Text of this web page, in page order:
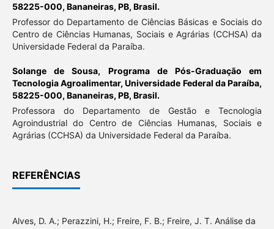
58225-000, Bananeiras, PB, Brasil.
Professor do Departamento de Ciências Básicas e Sociais do
Centro de Ciências Humanas, Sociais e Agrárias (CCHSA) da
Universidade Federal da Paraíba.
Solange de Sousa, Programa de Pós-Graduação em
Tecnologia Agroalimentar, Universidade Federal da Paraíba,
58225-000, Bananeiras, PB, Brasil.
Professora do Departamento de Gestão e Tecnologia
Agroindustrial do Centro de Ciências Humanas, Sociais e
Agrárias (CCHSA) da Universidade Federal da Paraíba.
REFERÊNCIAS
Alves, D. A.; Perazzini, H.; Freire, F. B.; Freire, J. T. Análise da